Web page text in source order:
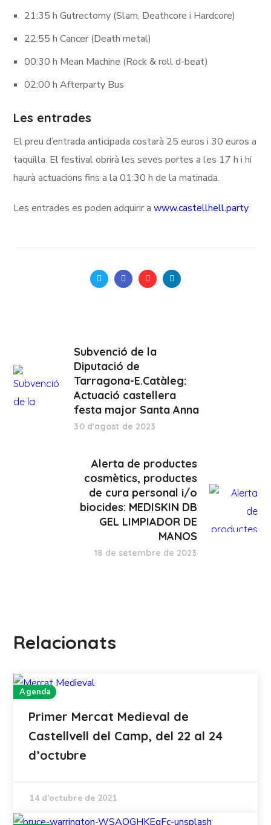
21:35 h Gutrectomy (Slam, Deathcore i Hardcore)
22:55 h Cancer (Death metal)
00:30 h Mean Machine (Rock & roll d-beat)
02:00 h Afterparty Bus
Les entrades
El preu d’entrada anticipada costarà 25 euros i 30 euros a
taquilla. El festival obrirà les seves portes a les 17 h i hi
haurà actuacions fins a la 01:30 h de la matinada.
Les entrades es poden adquirir awww.castellhell.party
Subvenció de la
Diputació de
Tarragona-E.Catàleg:
Actuació castellera
festa major Santa Anna
30 d'agost de 2023
Alerta de productes
cosmètics, productes
de cura personal i/o
biocides: MEDISKIN DB
GEL LIMPIADOR DE
MANOS
18 de setembre de 2023
Relacionats
Agenda
Primer Mercat Medieval de
Castellvell del Camp, del 22 al 24
d’octubre
14 d'octubre de 2021